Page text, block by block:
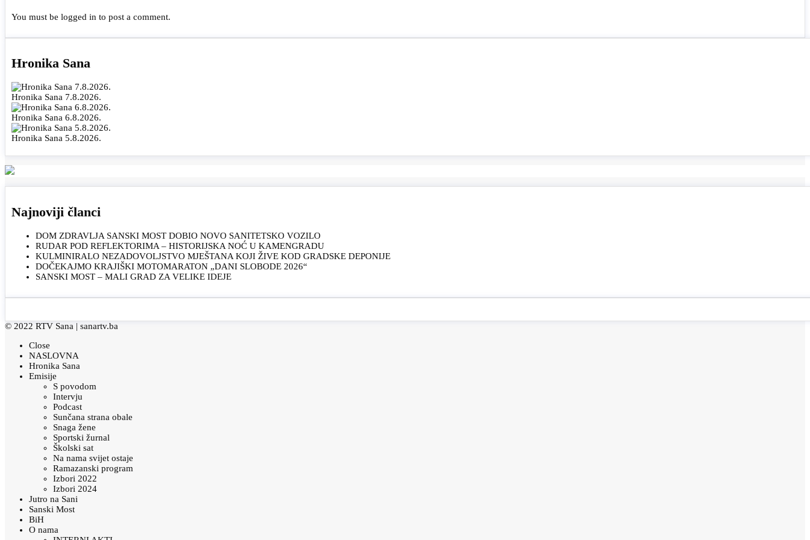
You must be logged in to post a comment.
Hronika Sana
Hronika Sana 7.8.2026.
Hronika Sana 6.8.2026.
Hronika Sana 5.8.2026.
Najnoviji članci
DOM ZDRAVLJA SANSKI MOST DOBIO NOVO SANITETSKO VOZILO
RUDAR POD REFLEKTORIMA – HISTORIJSKA NOĆ U KAMENGRADU
KULMINIRALO NEZADOVOLJSTVO MJEŠTANA KOJI ŽIVE KOD GRADSKE DEPONIJE
DOČEKAJMO KRAJIŠKI MOTOMARATON „DANI SLOBODE 2026“
SANSKI MOST – MALI GRAD ZA VELIKE IDEJE
© 2022 RTV Sana | sanartv.ba
Close
NASLOVNA
Hronika Sana
Emisije
S povodom
Intervju
Podcast
Sunčana strana obale
Snaga žene
Sportski žurnal
Školski sat
Na nama svijet ostaje
Ramazanski program
Izbori 2022
Izbori 2024
Jutro na Sani
Sanski Most
BiH
O nama